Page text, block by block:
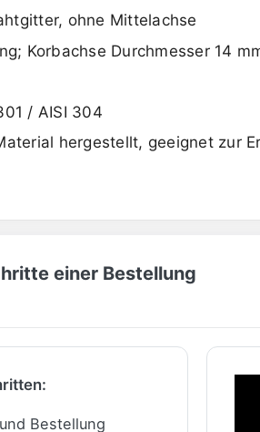
ohne Mittelachse
Korbachse Durchmesser 14
/ AISI 304
hergestellt, geeignet zur
einer Bestellung
Bestellung